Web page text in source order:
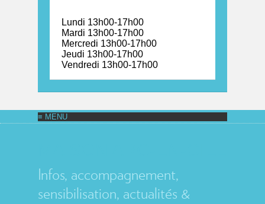
Lundi 13h00-17h00
Mardi 13h00-17h00
Mercredi 13h00-17h00
Jeudi 13h00-17h00
Vendredi 13h00-17h00
Infos, accompagnement,
sensibilisation, actualités &